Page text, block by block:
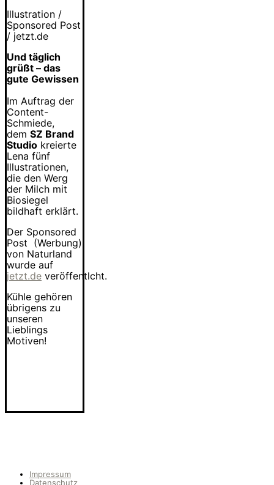
Illustration /
Sponsored Post
/ jetzt.de
Und täglich
grüßt – das
gute Gewissen
Im Auftrag der
Content-
Schmiede,
dem SZ Brand
Studio kreierte
Lena fünf
Illustrationen,
die den Werg
der Milch mit
Biosiegel
bildhaft erklärt.
Der Sponsored
Post (Werbung)
von Naturland
wurde auf
jetzt.de veröffentlcht.
Kühle gehören
übrigens zu
unseren
Lieblings
Motiven!
Impressum
Datenschutz